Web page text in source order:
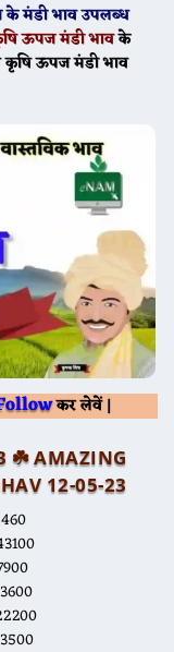
के मंडी भाव उपलब्ध
ऊपज मंडी भावके
ऊपज मंडी भाव
कर लेवें |
☘️AMAZING
12-05-23